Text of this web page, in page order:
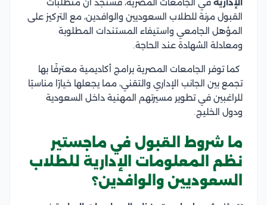
الإدارية في الجامعات المصرية، فستجد أن متطلبات
القبول مرنة للطلاب السعوديين والوافدين، مع التركيز على
المؤهل الجامعي واستيفاء المستندات المطلوبة
ومعادلة الشهادة عند الحاجة.
كما توفر الجامعات المصرية برامج أكاديمية معترفًا بها
تجمع بين الجانب الإداري والتقني، مما يجعلها خيارًا مناسبًا
للراغبين في تطوير مسيرتهم المهنية داخل السعودية
ودول الخليج.
ما شروط القبول في ماجستير
نظم المعلومات الإدارية للطلاب
السعوديين والوافدين؟